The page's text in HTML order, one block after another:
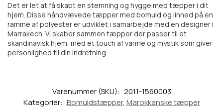
Det er let at få skabt en stemning og hygge med tæpper i dit
hjem. Disse håndvævede tæpper med bomuld og linned på en
ramme af polyester er udviklet i samarbejde med en designer i
Marrakech. Vi skaber sammen tæpper der passer til et
skandinavisk hjem, med et touch af varme og mystik som giver
personlighed til din indretning.
Varenummer (SKU): 2011-1560003
Kategorier: Bomuldstæpper, Marokkanske tæpper